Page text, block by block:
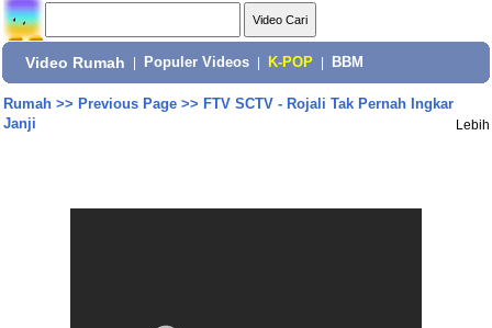
Video Rumah Populer Videos K-POP BBM
Rumah>> Previous Page>> FTV SCTV - Rojali Tak Pernah Ingkar
Janji
Lebih